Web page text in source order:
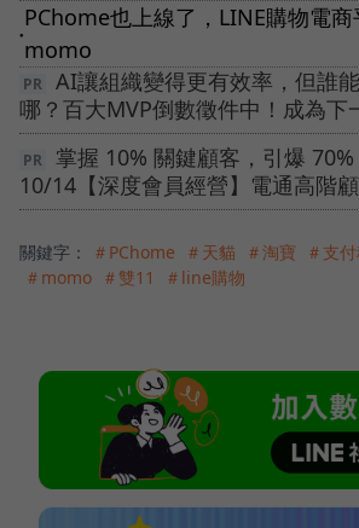
●
PChome也上線了，LINE購物電
momo
AI讓組織變得更有效率，但誰
哪？百大MVP倒數徵件中！成為下
掌握 10% 關鍵顧客，引爆 70%
10/14【深度會員經營】電通高階
關鍵字： ＃PChome ＃天貓 ＃淘寶 ＃支
＃momo ＃雙11 ＃line購物